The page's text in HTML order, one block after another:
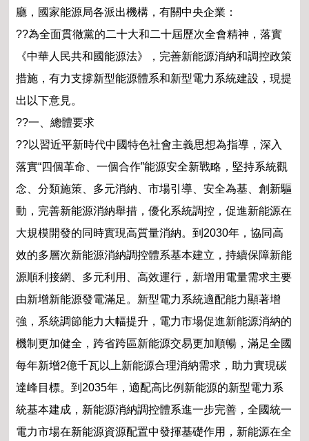
廳，國家能源局各派出機構，有關中央企業：
??為全面貫徹黨的二十大和二十屆歷次全會精神，落實
《中華人民共和國能源法》，完善新能源消納和調控政策
措施，有力支撐新型能源體系和新型電力系統建設，現提
出以下意見。
??一、總體要求
??以習近平新時代中國特色社會主義思想為指導，深入
落實“四個革命、一個合作”能源安全新戰略，堅持系統觀
念、分類施策、多元消納、市場引導、安全為基、創新驅
動，完善新能源消納舉措，優化系統調控，促進新能源在
大規模開發的同時實現高質量消納。到2030年，協同高
效的多層次新能源消納調控體系基本建立，持續保障新能
源順利接網、多元利用、高效運行，新增用電量需求主要
由新增新能源發電滿足。新型電力系統適配能力顯著增
強，系統調節能力大幅提升，電力市場促進新能源消納的
機制更加健全，跨省跨區新能源交易更加順暢，滿足全國
每年新增2億千瓦以上新能源合理消納需求，助力實現碳
達峰目標。到2035年，適配高比例新能源的新型電力系
統基本建成，新能源消納調控體系進一步完善，全國統一
電力市場在新能源資源配置中發揮基礎作用，新能源在全